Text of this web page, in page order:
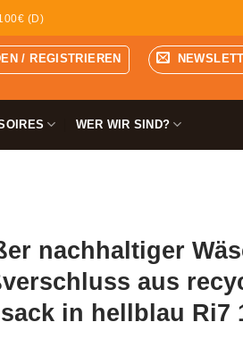
(D)
/ REGISTRIEREN
WER WIR SIND?
nachhaltiger
aus
in hellblau Ri7